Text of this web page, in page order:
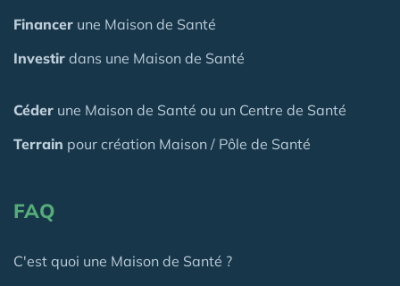
Financer une Maison de Santé
Investir dans une Maison de Santé
Céder une Maison de Santé ou un Centre de Santé
Terrain pour création Maison / Pôle de Santé
FAQ
C'est quoi une Maison de Santé ?